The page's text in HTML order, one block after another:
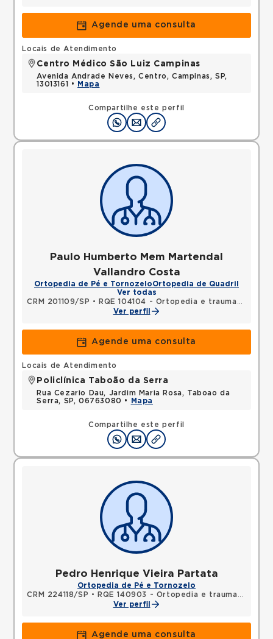
Agende uma consulta
Compartilhe este perfil
Locais de Atendimento
Centro Médico São Luiz Campinas
Avenida Andrade Neves, Centro, Campinas, SP,
13013161 •
Mapa
Paulo Humberto Mem Martendal
Vallandro Costa
Ortopedia de Pé e TornozeloOrtopedia de Quadril
Ver todas
CRM 201109/SP •
RQE 104104 - Ortopedia e traumatologia
Ver perfil
Agende uma consulta
Compartilhe este perfil
Locais de Atendimento
Policlínica Taboão da Serra
Rua Cezario Dau, Jardim Maria Rosa, Taboao da
Serra, SP, 06763080 •
Mapa
Pedro Henrique Vieira Partata
Ortopedia de Pé e Tornozelo
CRM 224118/SP •
RQE 140903 - Ortopedia e traumatologia
Ver perfil
Agende uma consulta